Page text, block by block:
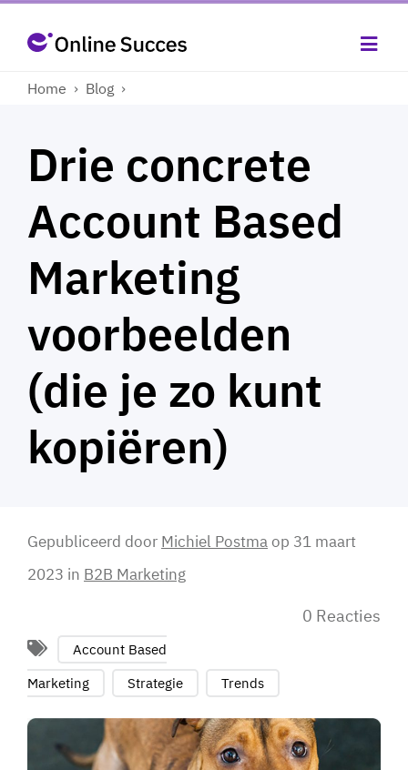
Home › Blog ›
Drie concrete
Account Based
Marketing
voorbeelden
(die je zo kunt
kopiëren)
Gepubliceerd door Michiel Postmaop 31 maart
2023 in B2B Marketing
0 Reacties
Account Based
Marketing
Strategie Trends